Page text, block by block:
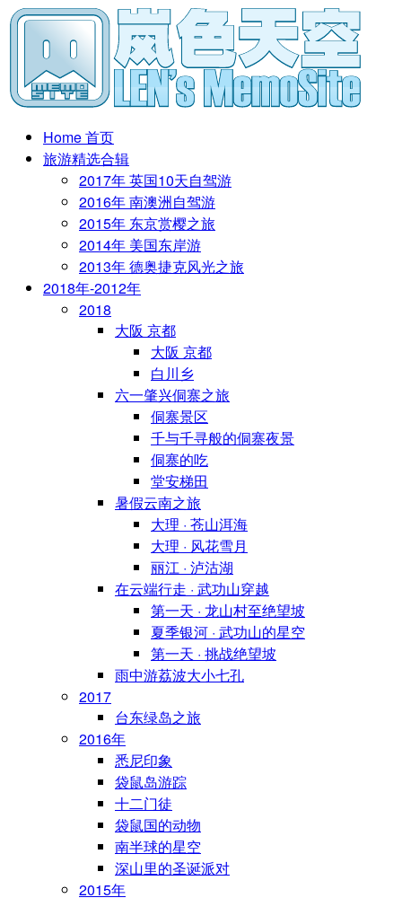
Home 首页
旅游精选合辑
2017年 英国10天自驾游
2016年 南澳洲自驾游
2015年 东京赏樱之旅
2014年 美国东岸游
2013年 德奥捷克风光之旅
2018年-2012年
2018
大阪 京都
大阪 京都
白川乡
六一肇兴侗寨之旅
侗寨景区
千与千寻般的侗寨夜景
侗寨的吃
堂安梯田
暑假云南之旅
大理 · 苍山洱海
大理 · 风花雪月
丽江 · 泸沽湖
在云端行走 · 武功山穿越
第一天 · 龙山村至绝望坡
夏季银河 · 武功山的星空
第一天 · 挑战绝望坡
雨中游荔波大小七孔
2017
台东绿岛之旅
2016年
悉尼印象
袋鼠岛游踪
十二门徒
袋鼠国的动物
南半球的星空
深山里的圣诞派对
2015年